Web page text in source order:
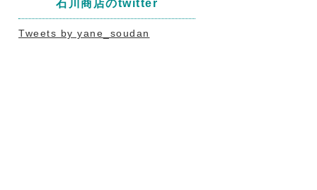
石川商店のtwitter
Tweets by yane_soudan